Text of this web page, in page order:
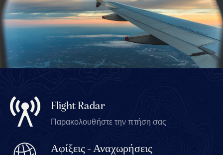
Flight Radar
Παρακολουθήστε την πτήση σας
Αφίξεις - Αναχωρήσεις